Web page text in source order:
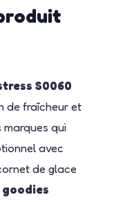
S0060
de fraîcheur et
qui
avec
de glace
goodies